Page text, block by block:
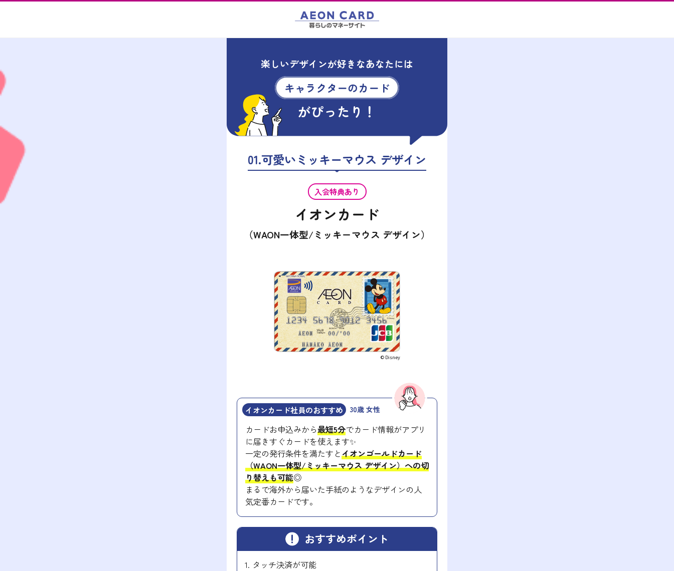
楽しいデザインが好きなあなたには
キャラクターのカード
がぴったり！
01.可愛いミッキーマウス デザイン
入会特典あり
イオンカード
（WAON一体型/ミッキーマウス デザイン）
© Disney
イオンカード社員のおすすめ 30歳 女性
カードお申込みから最短5分でカード情報がアプリ
に届きすぐカードを使えます✨
一定の発行条件を満たすとイオンゴールドカード
（WAON一体型/ミッキーマウス デザイン）への切
り替えも可能◎
まるで海外から届いた手紙のようなデザインの人
気定番カードです。
おすすめポイント
タッチ決済が可能